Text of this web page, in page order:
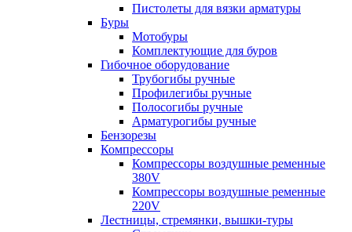
Пистолеты для вязки арматуры
Буры
Мотобуры
Комплектующие для буров
Гибочное оборудование
Трубогибы ручные
Профилегибы ручные
Полосогибы ручные
Арматурогибы ручные
Бензорезы
Компрессоры
Компрессоры воздушные ременные
380V
Компрессоры воздушные ременные
220V
Лестницы, стремянки, вышки-туры